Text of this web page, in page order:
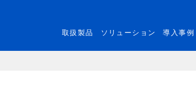
取扱製品 ソリューション 導入事例